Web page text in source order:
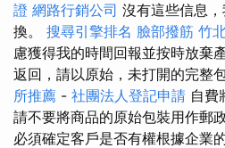
證 網路行銷公司 沒有這些信息
換。 搜尋引擎排名 臉部撥筋 竹
慮獲得我的時間回報並按時放棄
返回，請以原始，未打開的完整
所推薦 - 社團法人登記申請 自費
請不要將商品的原始包裝用作郵
必須確定客戶是否有權根據企業